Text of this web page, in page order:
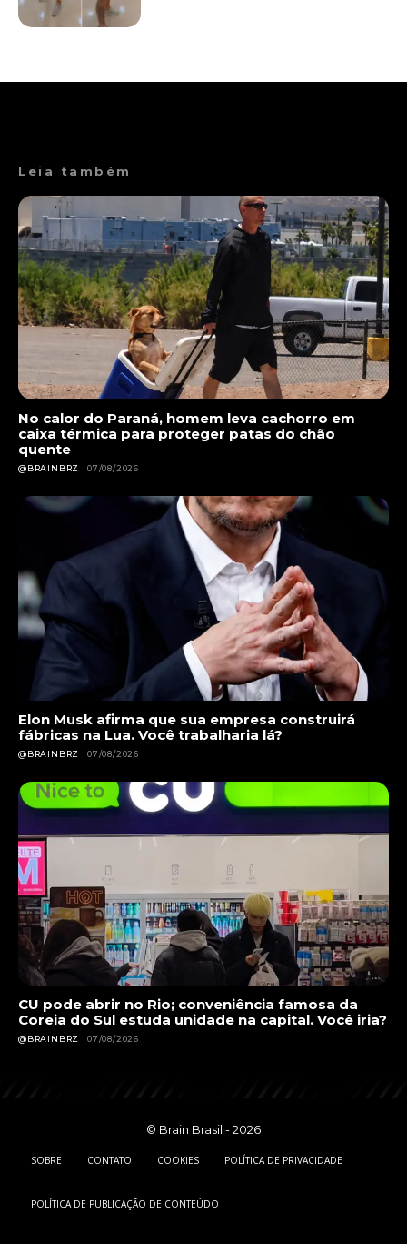
Leia também
No calor do Paraná, homem leva cachorro em
caixa térmica para proteger patas do chão
quente
@BRAINBRZ 07/08/2026
Elon Musk afirma que sua empresa construirá
fábricas na Lua. Você trabalharia lá?
@BRAINBRZ 07/08/2026
CU pode abrir no Rio; conveniência famosa da
Coreia do Sul estuda unidade na capital. Você iria?
@BRAINBRZ 07/08/2026
© Brain Brasil - 2026
SOBRE CONTATO COOKIES POLÍTICA DE PRIVACIDADE
POLÍTICA DE PUBLICAÇÃO DE CONTEÚDO